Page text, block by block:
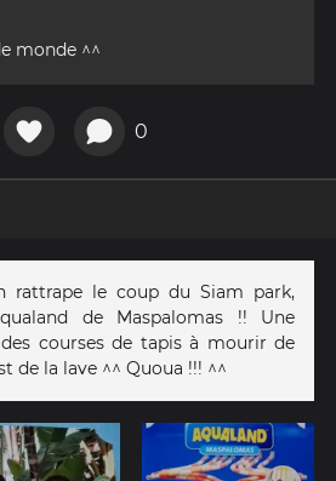
monde ^^
0
rattrape le coup du Siam park,
de Maspalomas !! Une
courses de tapis à mourir de
de la lave ^^ Quoua !!! ^^